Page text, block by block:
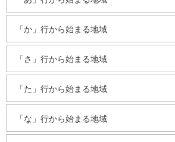
「か」行から始まる地域
「さ」行から始まる地域
「た」行から始まる地域
「な」行から始まる地域